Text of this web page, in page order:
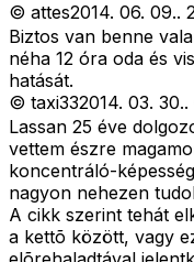
© attes2014. 06. 09..
Biztos van benne
néha 12 óra oda és
hatását.
© taxi332014. 03. 30..
Lassan 25 éve
vettem észre
koncentráló-
nagyon nehezen
A cikk szerint tehát
a kettõ között, vagy